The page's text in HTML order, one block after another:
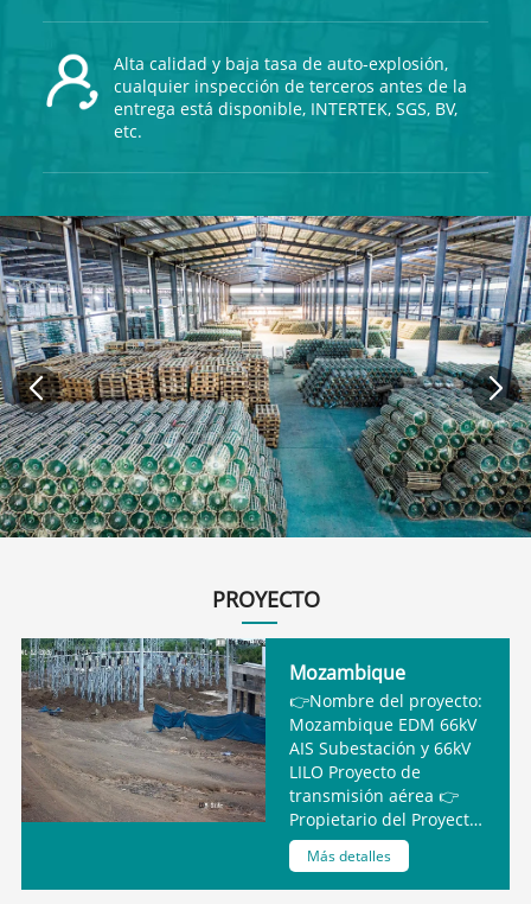
Alta calidad y baja tasa de auto-explosión,
cualquier inspección de terceros antes de la
entrega está disponible, INTERTEK, SGS, BV,
etc.
PROYECTO
Mozambique
👉Nombre del proyecto:
Mozambique EDM 66kV
AIS Subestación y 66kV
LILO Proyecto de
transmisión aérea 👉
Propietario del Proyecto:
EDM 👉Tipo de
producto: Aislador de
vidrio U120BP
Más detalles